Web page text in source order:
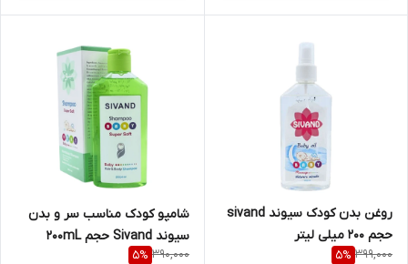
روغن بدن کودک سیوند sivand
حجم 200 میلی لیتر
399,000
5%
شامپو کودک مناسب سر و بدن
سیوند Sivand حجم 200mL
390,000
5%